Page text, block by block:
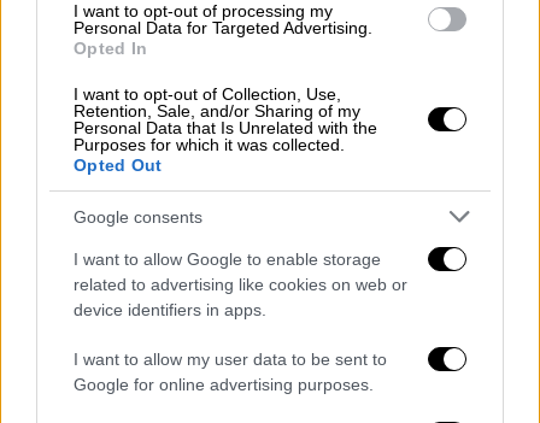
I want to opt-out of processing my
Personal Data for Targeted Advertising.
Opted In
I want to opt-out of Collection, Use,
Retention, Sale, and/or Sharing of my
Personal Data that Is Unrelated with the
Purposes for which it was collected.
Opted Out
Google consents
I want to allow Google to enable storage
related to advertising like cookies on web or
device identifiers in apps.
I want to allow my user data to be sent to
Google for online advertising purposes.
Μεγάλες ιστορικές παραγωγές που
αναφέρονται στον βίο, στη Σταύρωση και
την Ανάσταση του Ιησού Χριστού αλλά και
στο σύνολο της Αγίας Γραφής (Παλαιά και
Καινή Διαθήκη) εντάσσονται στο πρόγραμμα
της τηλεόρασης, συμπεριλαμβανομένου της
streaming πλατφόρμας του Netflix